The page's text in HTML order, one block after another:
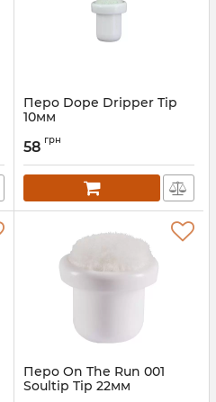
Перо Dope Dripper Tip
10мм
58 грн
Перо On The Run 001
Soultip Tip 22мм